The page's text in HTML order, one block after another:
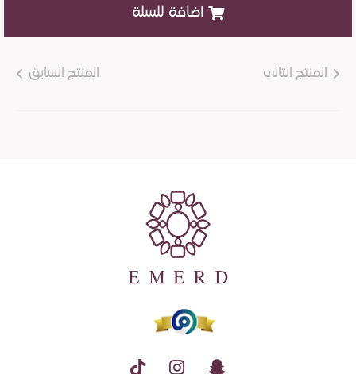
اضافة للسلة
المنتج التالى المنتج السابق